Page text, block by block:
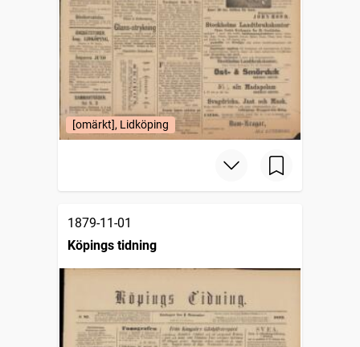
[omärkt], Lidköping
1879-11-01
Köpings tidning